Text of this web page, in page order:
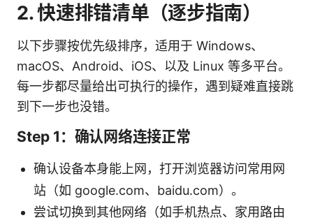
2. 快速排错清单（逐步指南）
以下步骤按优先级排序，适用于 Windows、
macOS、Android、iOS、以及 Linux 等多平台。
每一步都尽量给出可执行的操作，遇到疑难直接跳
到下一步也没错。
Step 1：确认网络连接正常
确认设备本身能上网，打开浏览器访问常用网
站（如 google.com、baidu.com）。
尝试切换到其他网络（如手机热点、家用路由